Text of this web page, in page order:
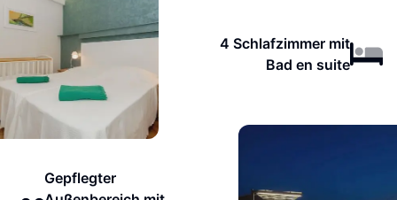
4 Schlafzimmer mit
Bad en suite
Gepflegter